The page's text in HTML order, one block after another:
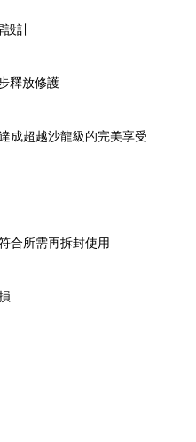
設計
釋放修護
成超越沙龍級的完美享受
合所需再拆封使用